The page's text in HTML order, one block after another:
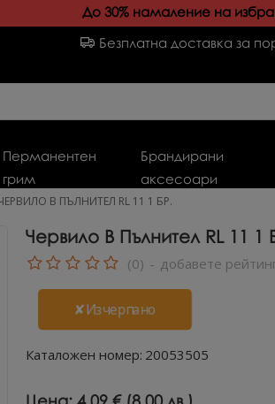
До 30% намаление на
Безплатна доставка за
Перманентен
грим
Брандирани
аксесоари
В ПЪЛНИТЕЛ RL 11 1 БР.
Червило В Пълнител RL 11 1
✘Изчерпано
Каталожен номер: 20053505
(0) - добавете